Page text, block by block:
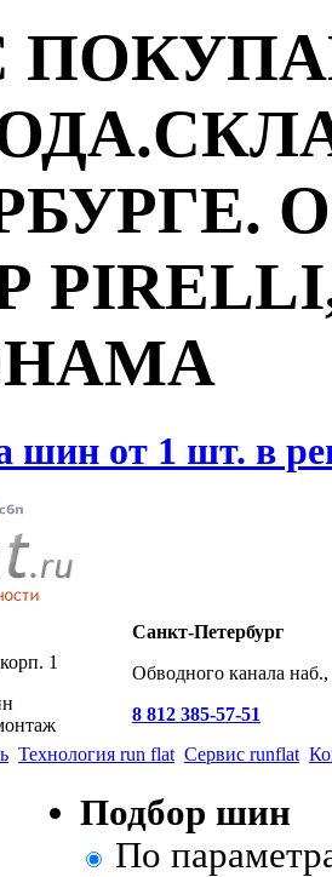
шин от 1 шт. в
1
Санкт-Петербург
Обводного канала
8 812 385-57-51
Технология run flat Сервис runflat
Подбор шин
По